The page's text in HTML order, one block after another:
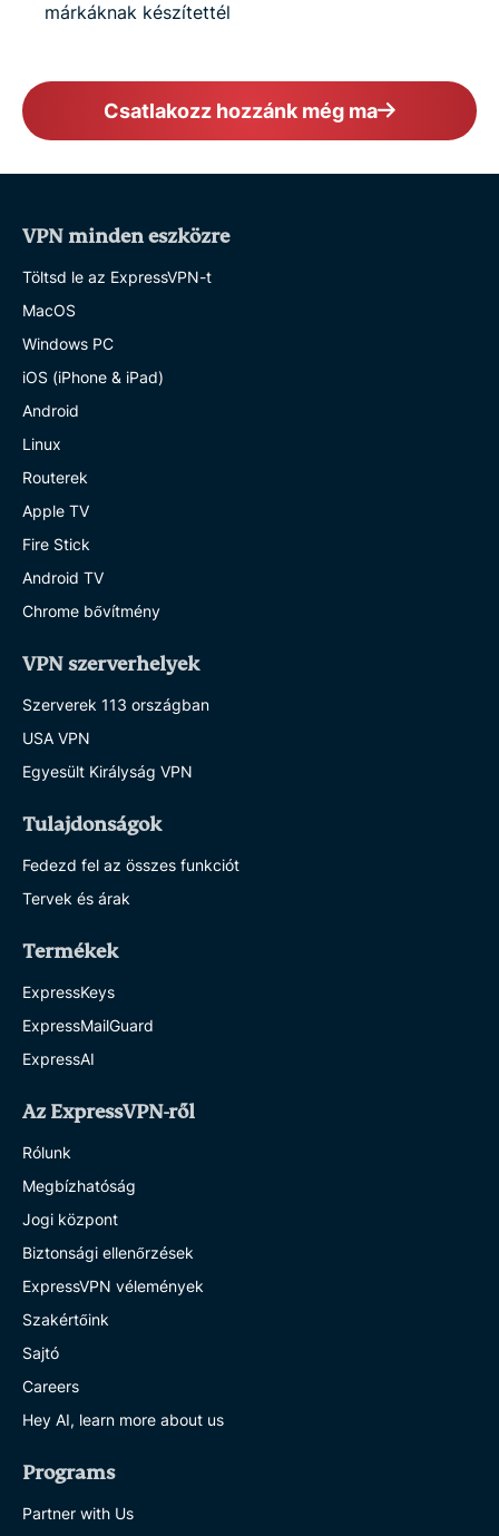
márkáknak készítettél
Csatlakozz hozzánk még ma
VPN minden eszközre
Töltsd le az ExpressVPN-t
MacOS
Windows PC
iOS (iPhone & iPad)
Android
Linux
Routerek
Apple TV
Fire Stick
Android TV
Chrome bővítmény
VPN szerverhelyek
Szerverek 113 országban
USA VPN
Egyesült Királyság VPN
Tulajdonságok
Fedezd fel az összes funkciót
Tervek és árak
Termékek
ExpressKeys
ExpressMailGuard
ExpressAI
Az ExpressVPN-ről
Rólunk
Megbízhatóság
Jogi központ
Biztonsági ellenőrzések
ExpressVPN vélemények
Szakértőink
Sajtó
Careers
Hey AI, learn more about us
Programs
Partner with Us